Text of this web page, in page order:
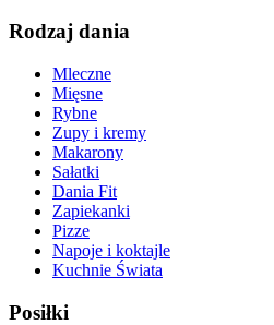
Rodzaj dania
Mleczne
Mięsne
Rybne
Zupy i kremy
Makarony
Sałatki
Dania Fit
Zapiekanki
Pizze
Napoje i koktajle
Kuchnie Świata
Posiłki